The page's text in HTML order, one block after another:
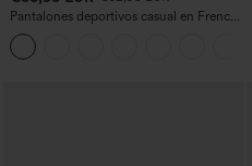
Pantalones deportivos casual en French
terry con estampado denim, tiro medio,
estilo jeans y bolsillos